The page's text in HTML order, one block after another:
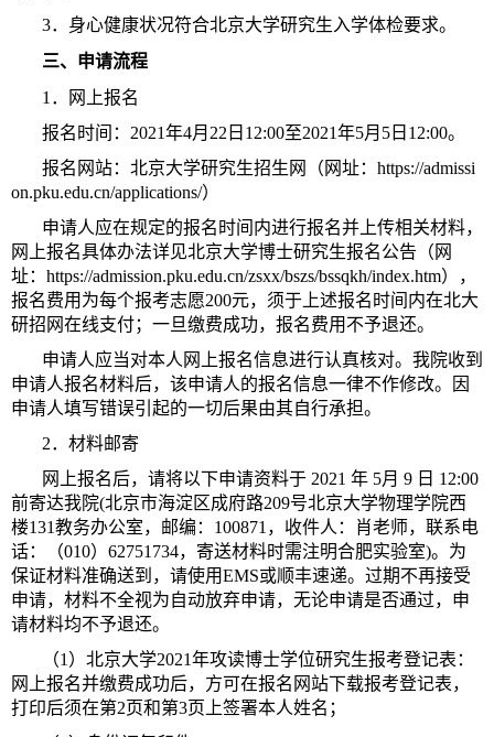
3． 身心健康状况符合北京大学研究生入学体检要求。
三、申请流程
1 ．
网上报名
报名时间：2021年4月22日12:00至2021年5月5日12:00。
报名网站：北京大学研究生招生网（网址：https://admissi
on.pku.edu.cn/applications/）
申请人应在规定的报名时间内进行报名并上传相关材料，
网上报名具体办法详见北京大学博士研究生报名公告（网
址：https://admission.pku.edu.cn/zsxx/bszs/bssqkh/index.htm），
报名费用为每个报考志愿200元，须于上述报名时间内在北大
研招网在线支付；一旦缴费成功，报名费用不予退还。
申请人应当对本人网上报名信息进行认真核对。我院收到
申请人报名材料后，该申请人的报名信息一律不作修改。因
申请人填写错误引起的一切后果由其自行承担。
2． 材料邮寄
网上报名后，请将以下申请资料于 2021 年 5月 9 日 12:00
前寄达我院(北京市海淀区成府路209号北京大学物理学院西
楼131教务办公室，邮编：100871，收件人：肖老师，联系电
话：（010）62751734，寄送材料时需注明合肥实验室)。为
保证材料准确送到，请使用EMS或顺丰速递。过期不再接受
申请，材料不全视为自动放弃申请，无论申请是否通过，申
请材料均不予退还。
（1）北京大学2021年攻读博士学位研究生报考登记表：
网上报名并缴费成功后，方可在报名网站下载报考登记表，
打印后须在第2页和第3页上签署本人姓名；